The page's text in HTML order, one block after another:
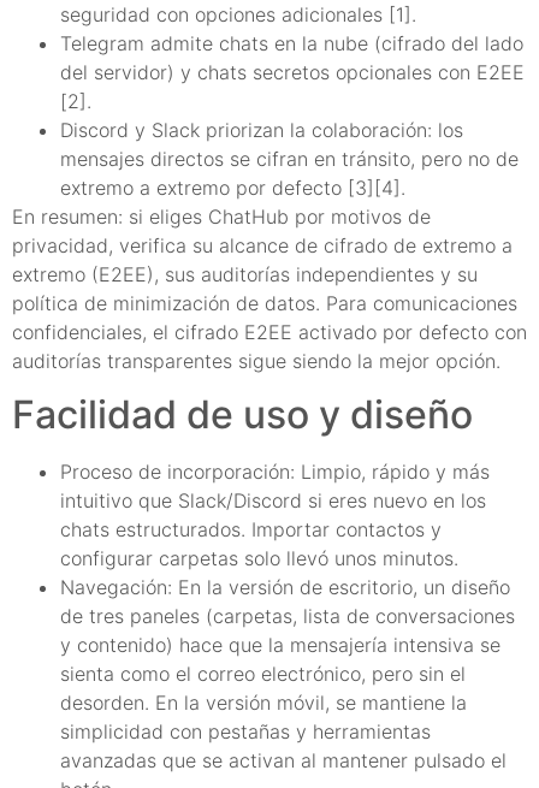
seguridad con opciones adicionales [1].
Telegram admite chats en la nube (cifrado del lado
del servidor) y chats secretos opcionales con E2EE
[2].
Discord y Slack priorizan la colaboración: los
mensajes directos se cifran en tránsito, pero no de
extremo a extremo por defecto [3][4].
En resumen: si eliges ChatHub por motivos de
privacidad, verifica su alcance de cifrado de extremo a
extremo (E2EE), sus auditorías independientes y su
política de minimización de datos. Para comunicaciones
confidenciales, el cifrado E2EE activado por defecto con
auditorías transparentes sigue siendo la mejor opción.
Facilidad de uso y diseño
Proceso de incorporación: Limpio, rápido y más
intuitivo que Slack/Discord si eres nuevo en los
chats estructurados. Importar contactos y
configurar carpetas solo llevó unos minutos.
Navegación: En la versión de escritorio, un diseño
de tres paneles (carpetas, lista de conversaciones
y contenido) hace que la mensajería intensiva se
sienta como el correo electrónico, pero sin el
desorden. En la versión móvil, se mantiene la
simplicidad con pestañas y herramientas
avanzadas que se activan al mantener pulsado el